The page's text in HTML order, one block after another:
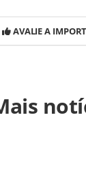
AVALIE A
tem-
Todo o
sobre